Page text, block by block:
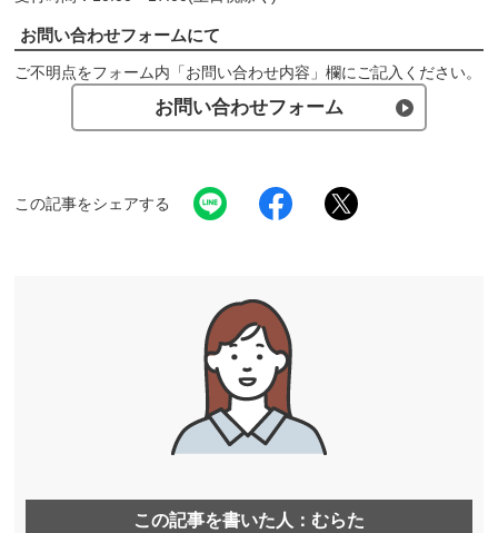
お問い合わせフォームにて
ご不明点をフォーム内「お問い合わせ内容」欄にご記入ください。
お問い合わせフォーム
この記事をシェアする
この記事を書いた人：むらた